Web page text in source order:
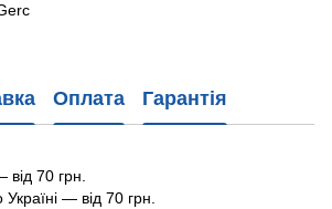
Оплата Гарантія
від 70 грн.
Україні — від 70 грн.